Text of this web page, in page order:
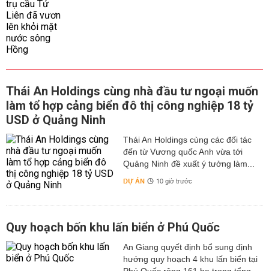
Thái An Holdings cùng nhà đầu tư ngoại muốn
làm tổ hợp cảng biển đô thị công nghiệp 18 tỷ
USD ở Quảng Ninh
Thái An Holdings cùng các đối tác
đến từ Vương quốc Anh vừa tới
Quảng Ninh đề xuất ý tưởng làm...
DỰ ÁN 10 giờ trước
Quy hoạch bốn khu lấn biển ở Phú Quốc
An Giang quyết định bổ sung định
hướng quy hoạch 4 khu lấn biển tại